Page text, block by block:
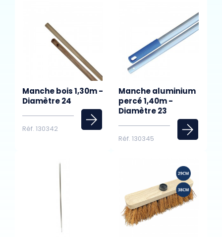
Manche bois 1,30m -
Diamètre 24
Réf. 130342
Manche aluminium
percé 1,40m -
Diamètre 23
Réf. 130345